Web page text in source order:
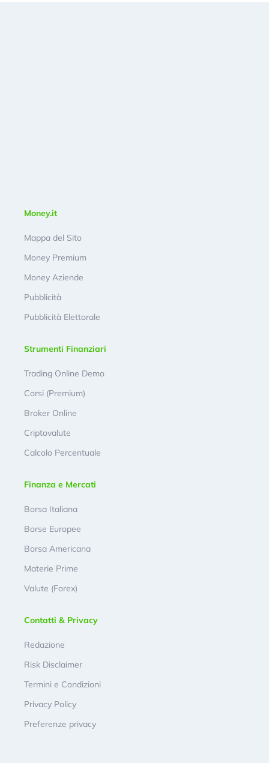
Money.it
Mappa del Sito
Money Premium
Money Aziende
Pubblicità
Pubblicità Elettorale
Strumenti Finanziari
Trading Online Demo
Corsi (Premium)
Broker Online
Criptovalute
Calcolo Percentuale
Finanza e Mercati
Borsa Italiana
Borse Europee
Borsa Americana
Materie Prime
Valute (Forex)
Contatti & Privacy
Redazione
Risk Disclaimer
Termini e Condizioni
Privacy Policy
Preferenze privacy